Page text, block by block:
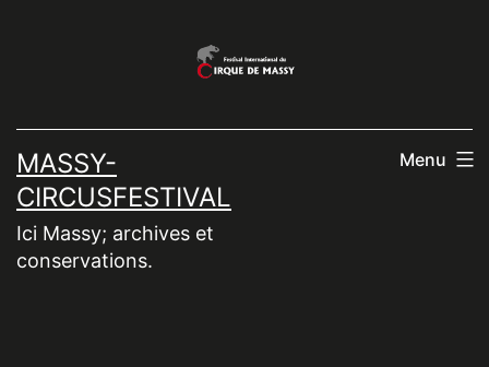
MASSY-
CIRCUSFESTIVAL
Ici Massy; archives et
conservations.
Menu